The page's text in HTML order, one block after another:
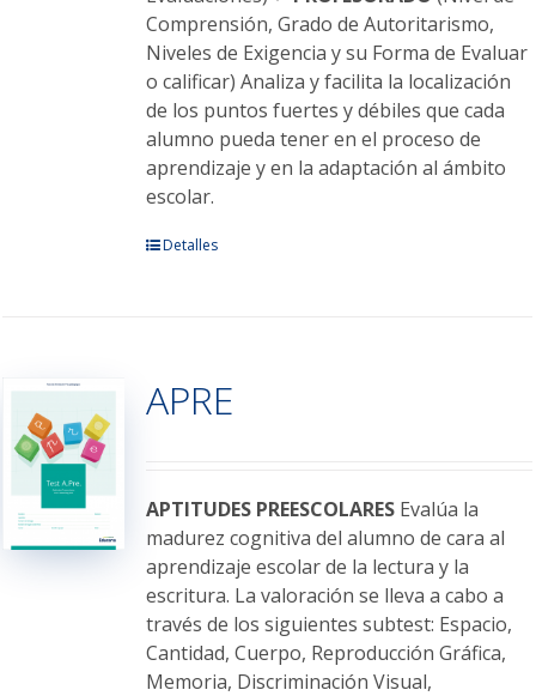
Comprensión, Grado de Autoritarismo,
Niveles de Exigencia y su Forma de Evaluar
o calificar) Analiza y facilita la localización
de los puntos fuertes y débiles que cada
alumno pueda tener en el proceso de
aprendizaje y en la adaptación al ámbito
escolar.
Este
Las
opciones
elegir
en
la
página
de
producto
Detalles
APRE
APTITUDES PREESCOLARESEvalúa la
madurez cognitiva del alumno de cara al
aprendizaje escolar de la lectura y la
escritura. La valoración se lleva a cabo a
través de los siguientes subtest: Espacio,
Cantidad, Cuerpo, Reproducción Gráfica,
Memoria, Discriminación Visual,